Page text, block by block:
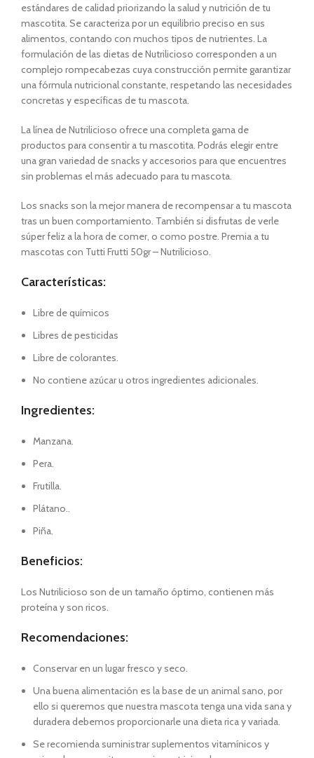
estándares de calidad priorizando la salud y nutrición de tu
mascotita. Se caracteriza por un equilibrio preciso en sus
alimentos, contando con muchos tipos de nutrientes. La
formulación de las dietas de Nutrilicioso corresponden a un
complejo rompecabezas cuya construcción permite garantizar
una fórmula nutricional constante, respetando las necesidades
concretas y específicas de tu mascota.
La línea de Nutrilicioso ofrece una completa gama de
productos para consentir a tu mascotita. Podrás elegir entre
una gran variedad de snacks y accesorios para que encuentres
sin problemas el más adecuado para tu mascota.
Los snacks son la mejor manera de recompensar a tu mascota
tras un buen comportamiento. También si disfrutas de verle
súper feliz a la hora de comer, o como postre. Premia a tu
mascotas con Tutti Frutti 50gr – Nutrilicioso.
Características:
Libre de químicos
Libres de pesticidas
Libre de colorantes.
No contiene azúcar u otros ingredientes adicionales.
Ingredientes:
Manzana.
Pera.
Frutilla.
Plátano..
Piña.
Beneficios:
Los Nutrilicioso son de un tamaño óptimo, contienen más
proteína y son ricos.
Recomendaciones:
Conservar en un lugar fresco y seco.
Una buena alimentación es la base de un animal sano, por
ello si queremos que nuestra mascota tenga una vida sana y
duradera debemos proporcionarle una dieta rica y variada.
Se recomienda suministrar suplementos vitamínicos y